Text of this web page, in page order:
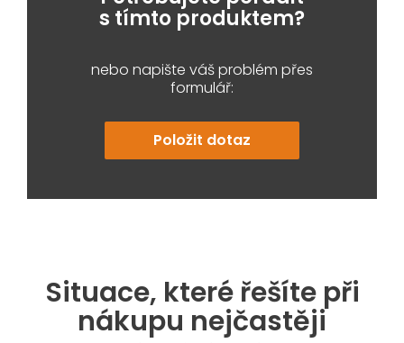
s tímto produktem?
nebo napište váš problém přes
formulář:
Položit dotaz
Situace, které řešíte při
nákupu nejčastěji